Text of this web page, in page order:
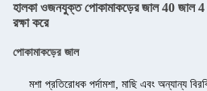
হালকা ওজনযুক্ত পোকামাকড়ের জাল 40 জাল 4
রক্ষা করে
পোকামাকড়ের জাল
মশা প্রতিরোধক পর্দামশা, মাছি এবং অন্যান্য